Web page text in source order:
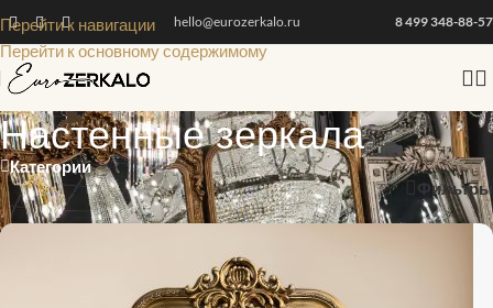
Перейти к навигации
Перейти к основному содержимому
hello@eurozerkalo.ru 8 499 348-88-57
Настенные зеркала
Категории
Главная•Настенные зеркала Фильтры